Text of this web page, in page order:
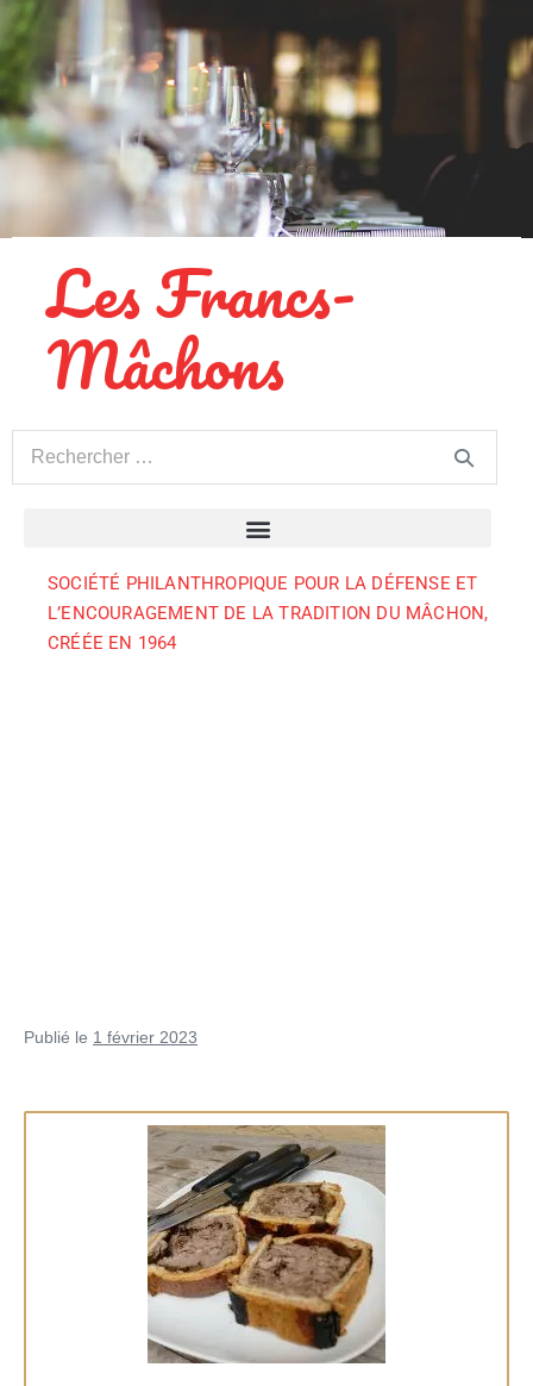
Les Francs-
Mâchons
SOCIÉTÉ PHILANTHROPIQUE POUR LA DÉFENSE ET
L’ENCOURAGEMENT DE LA TRADITION DU MÂCHON,
CRÉÉE EN 1964
Publié le 1 février 2023